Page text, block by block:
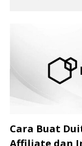
Cara Buat
Affiliate dan